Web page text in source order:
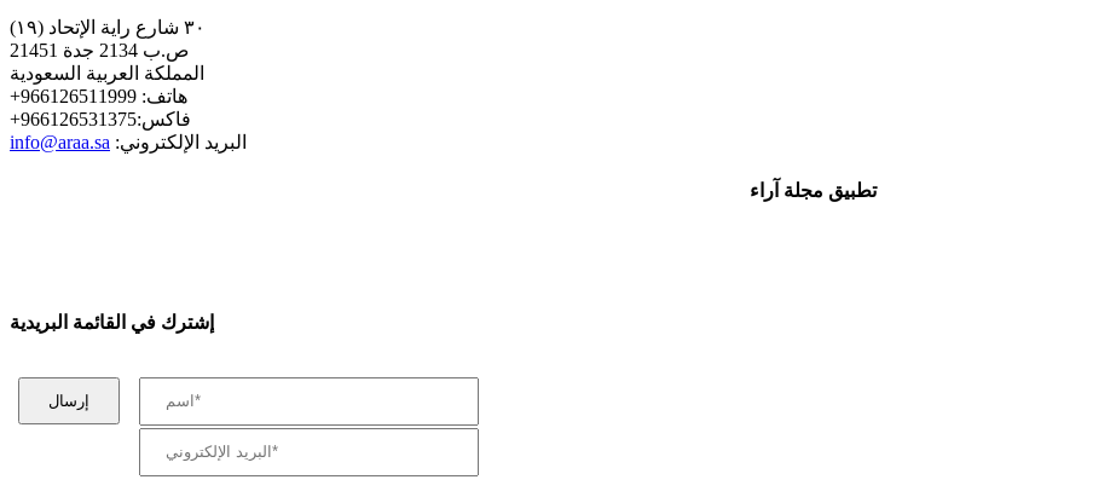
٣٠ شارع راية الإتحاد (١٩)
ص.ب 2134 جدة 21451
المملكة العربية السعودية
+هاتف: 966126511999
+فاكس:966126531375
info@araa.sa :البريد الإلكتروني
تطبيق مجلة آراء
إشترك في القائمة البريدية